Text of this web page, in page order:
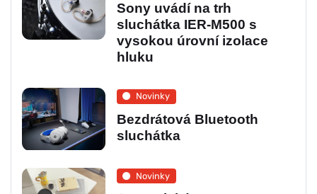
Sony uvádí na trh
sluchátka IER-M500 s
vysokou úrovní izolace
hluku
Novinky
Bezdrátová Bluetooth
sluchátka
Novinky